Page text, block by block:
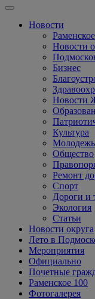
Новости
Раменское
Новости
Бизнес
Новости
Культура
Молодежь
Общество
Ремонт
Спорт
Дороги и
Экология
Статьи
Новости округа
Лето в
Мероприятия
Официально
Почетные
Раменское 100
Фотогалерея